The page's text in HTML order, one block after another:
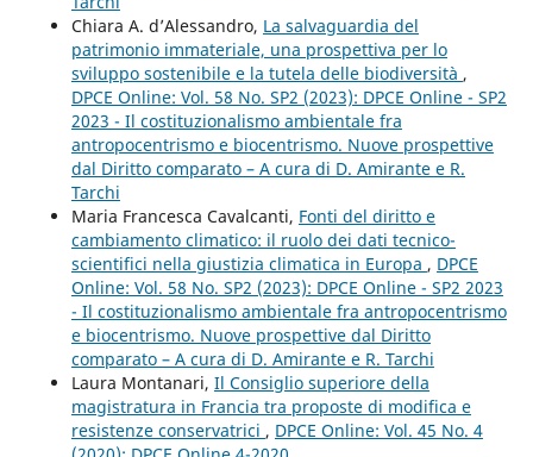
Chiara A. d’Alessandro, La salvaguardia del
patrimonio immateriale, una prospettiva per lo
sviluppo sostenibile e la tutela delle biodiversità ,
DPCE Online: Vol. 58 No. SP2 (2023): DPCE Online - SP2
2023 - Il costituzionalismo ambientale fra
antropocentrismo e biocentrismo. Nuove prospettive
dal Diritto comparato – A cura di D. Amirante e R.
Tarchi
Maria Francesca Cavalcanti, Fonti del diritto e
cambiamento climatico: il ruolo dei dati tecnico-
scientifici nella giustizia climatica in Europa , DPCE
Online: Vol. 58 No. SP2 (2023): DPCE Online - SP2 2023
- Il costituzionalismo ambientale fra antropocentrismo
e biocentrismo. Nuove prospettive dal Diritto
comparato – A cura di D. Amirante e R. Tarchi
Laura Montanari, Il Consiglio superiore della
magistratura in Francia tra proposte di modifica e
resistenze conservatrici , DPCE Online: Vol. 45 No. 4